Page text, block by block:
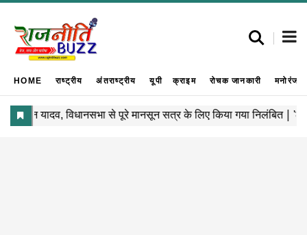
HOME राष्ट्रीय अंतराष्ट्रीय यूपी क्राइम रोचक जानकारी मनोरंजन